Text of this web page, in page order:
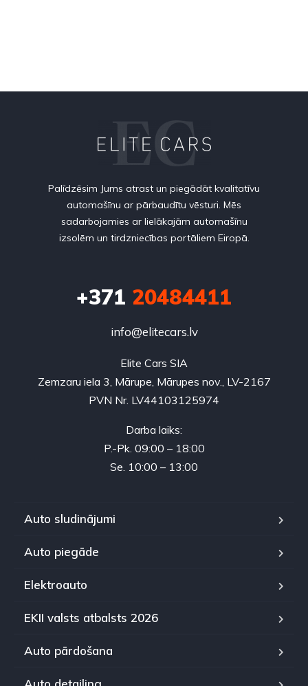
Palīdzēsim Jums atrast un piegādāt kvalitatīvu
automašīnu ar pārbaudītu vēsturi. Mēs
sadarbojamies ar lielākajām automašīnu
izsolēm un tirdzniecības portāliem Eiropā.
+371 20484411
info@elitecars.lv
Elite Cars SIA
Zemzaru iela 3, Mārupe, Mārupes nov., LV-2167
PVN Nr. LV44103125974
Darba laiks:
P.-Pk. 09:00 – 18:00
Se. 10:00 – 13:00
Auto sludinājumi
Auto piegāde
Elektroauto
EKII valsts atbalsts 2026
Auto pārdošana